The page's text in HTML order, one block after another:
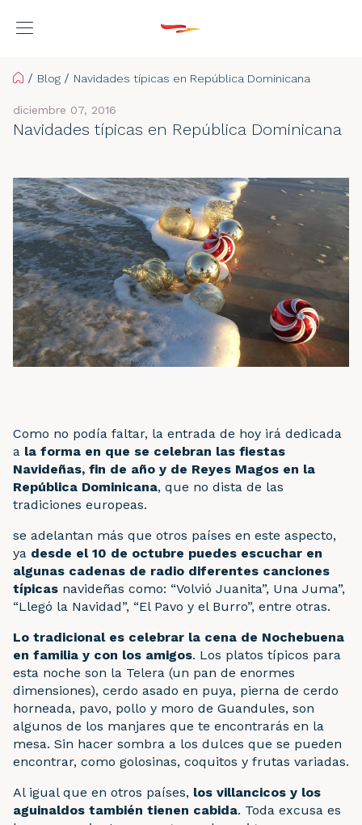
Home
Blog Navidades típicas en República Dominicana
Navidades típicas en República Dominicana
diciembre 07, 2016
Como no podía faltar, la entrada de hoy irá dedicada
a la forma en que se celebran las fiestas
Navideñas, fin de año y de Reyes Magos en la
República Dominicana, que no dista de las
tradiciones europeas.
se adelantan más que otros países en este aspecto,
ya desde el 10 de octubre puedes escuchar en
algunas cadenas de radio diferentes canciones
típicas navideñas como: “Volvió Juanita”, Una Juma”,
“Llegó la Navidad”, “El Pavo y el Burro”, entre otras.
Lo tradicional es celebrar la cena de Nochebuena
en familia y con los amigos. Los platos típicos para
esta noche son la Telera (un pan de enormes
dimensiones), cerdo asado en puya, pierna de cerdo
horneada, pavo, pollo y moro de Guandules, son
algunos de los manjares que te encontrarás en la
mesa. Sin hacer sombra a los dulces que se pueden
encontrar, como golosinas, coquitos y frutas variadas.
Al igual que en otros países, los villancicos y los
aguinaldos también tienen cabida. Toda excusa es